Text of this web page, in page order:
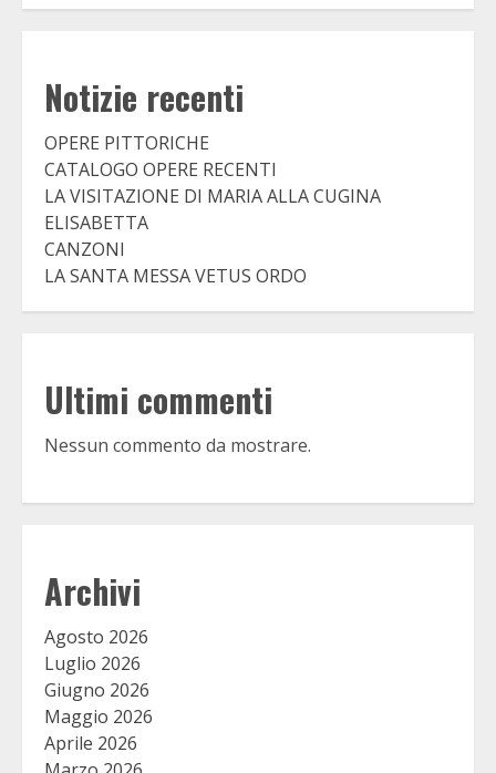
Notizie recenti
OPERE PITTORICHE
CATALOGO OPERE RECENTI
LA VISITAZIONE DI MARIA ALLA CUGINA
ELISABETTA
CANZONI
LA SANTA MESSA VETUS ORDO
Ultimi commenti
Nessun commento da mostrare.
Archivi
Agosto 2026
Luglio 2026
Giugno 2026
Maggio 2026
Aprile 2026